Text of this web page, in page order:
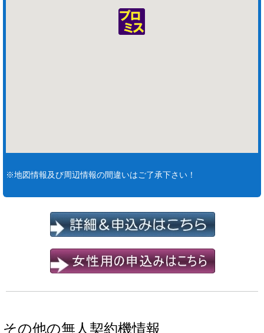
※地図情報及び周辺情報の間違いはご了承下さい！
その他の無人契約機情報